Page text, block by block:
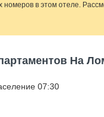
в этом отеле.
На
07:30